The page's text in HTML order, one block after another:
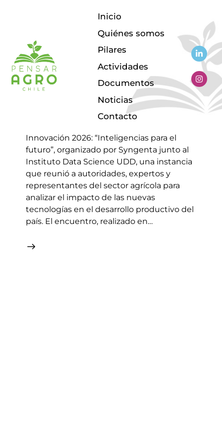
Inicio
Quiénes somos
Pilares
Actividades
Documentos
Noticias
Contacto
Inteligencia Artificial en el Agro:
menos demostraciones, más
resultados
Sin categoría 5 de Junio de 2026 115 Views
Comments
Esta semana, Pensar Agro Chile participó
Innovación 2026: “Inteligencias para el
futuro”, organizado por Syngenta junto al
Instituto Data Science UDD, una instancia
que reunió a autoridades, expertos y
representantes del sector agrícola para
analizar el impacto de las nuevas
tecnologías en el desarrollo productivo del
país. El encuentro, realizado en…